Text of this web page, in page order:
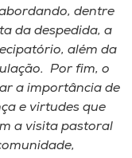
dentre
da despedida, a
além da
Por fim, o
a importância de
e virtudes que
a visita pastoral